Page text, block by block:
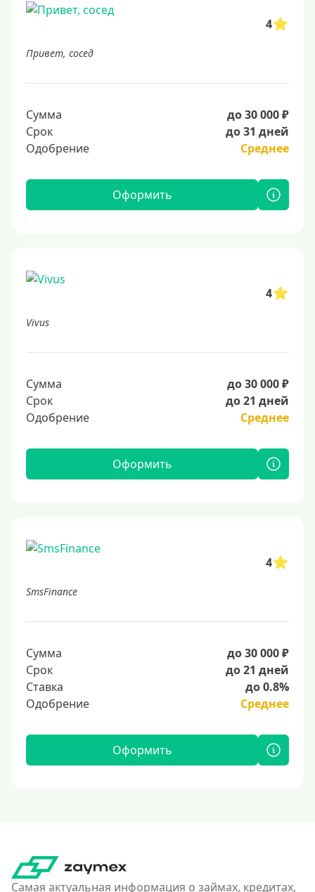
4
Привет, сосед
Сумма
до 30 000 ₽
Срок
до 31 дней
Одобрение
Среднее
Оформить
4
Vivus
Сумма
до 30 000 ₽
Срок
до 21 дней
Одобрение
Среднее
Оформить
4
SmsFinance
Сумма
до 30 000 ₽
Срок
до 21 дней
Ставка
до 0.8%
Одобрение
Среднее
Оформить
Самая актуальная информация о займах, кредитах,